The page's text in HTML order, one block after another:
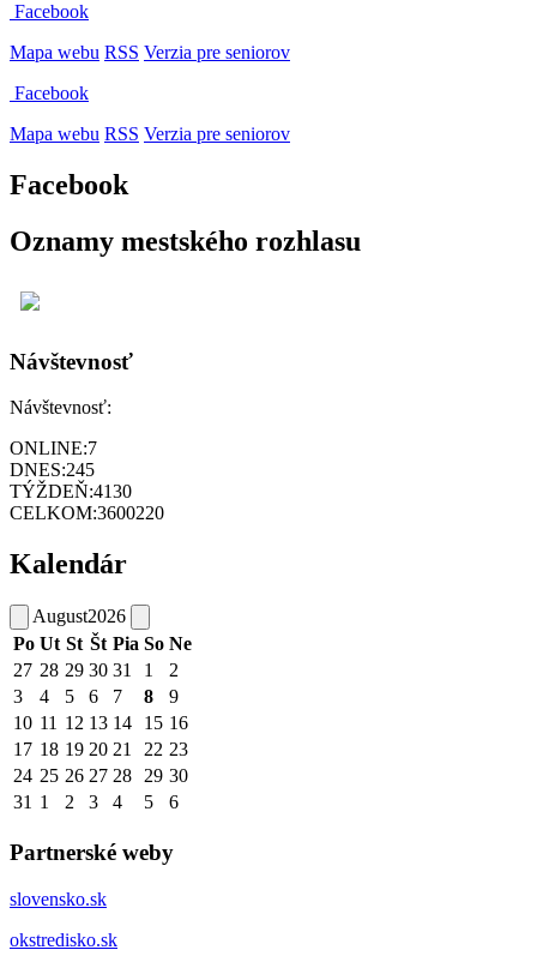
Facebook
Mapa webu RSS Verzia pre seniorov
Facebook
Mapa webu RSS Verzia pre seniorov
Facebook
Oznamy mestského rozhlasu
Návštevnosť
Návštevnosť:
ONLINE:7
DNES:245
TÝŽDEŇ:4130
CELKOM:3600220
Kalendár
August2026
Po Ut St Št Pia So Ne
27 28 29 30 31 1
2
3
4 5 6 7 8
9
10 11 12 13 14 15 16
17 18 19 20 21 22 23
24 25 26 27 28 29 30
31 1 2 3 4 5 6
Partnerské weby
slovensko.sk
okstredisko.sk